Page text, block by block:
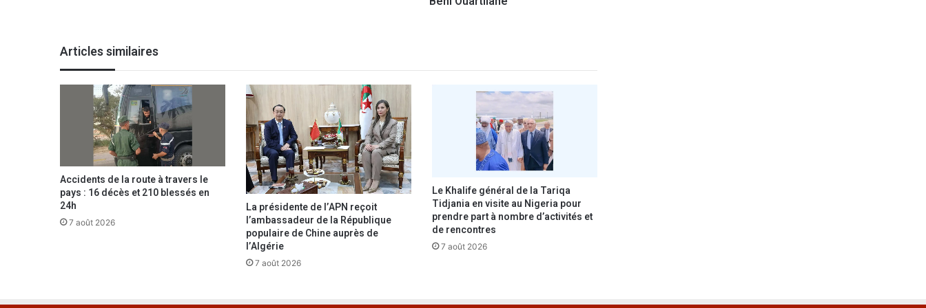
é
s
à
r
l
s
n
d
v
i
d
u
s
a
c
t
i
Articles similaires
Accidents de la route à travers le
pays : 16 décès et 210 blessés en
24h
7 août 2026
La présidente de l’APN reçoit
l’ambassadeur de la République
populaire de Chine auprès de
l’Algérie
7 août 2026
Le Khalife général de la Tariqa
Tidjania en visite au Nigeria pour
prendre part à nombre d’activités et
de rencontres
7 août 2026